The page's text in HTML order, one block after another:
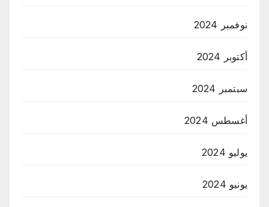
نوفمبر 2024
أكتوبر 2024
سبتمبر 2024
أغسطس 2024
يوليو 2024
يونيو 2024